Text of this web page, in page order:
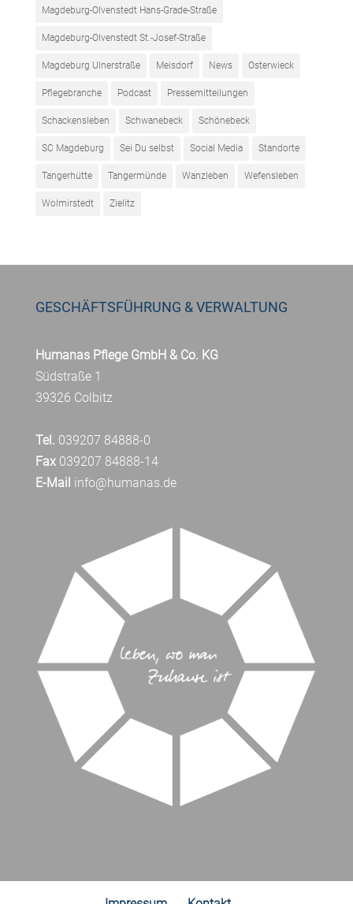
Magdeburg-Olvenstedt Hans-Grade-Straße
Magdeburg-Olvenstedt St.-Josef-Straße
Magdeburg Ulnerstraße Meisdorf News Osterwieck
Pflegebranche Podcast Pressemitteilungen
Schackensleben Schwanebeck Schönebeck
SC Magdeburg Sei Du selbst Social Media Standorte
Tangerhütte Tangermünde Wanzleben Wefensleben
Wolmirstedt Zielitz
GESCHÄFTSFÜHRUNG & VERWALTUNG
Humanas Pflege GmbH & Co. KG
Südstraße 1
39326 Colbitz
Tel. 039207 84888-0
Fax039207 84888-14
E-Mail info@humanas.de